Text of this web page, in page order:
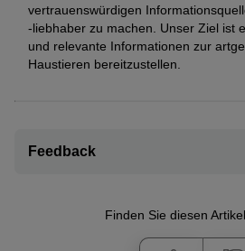
vertrauenswürdigen
-liebhaber zu machen. Unser Ziel ist
und relevante Informationen zur
Haustieren bereitzustellen.
Feedback
Finden Sie diesen